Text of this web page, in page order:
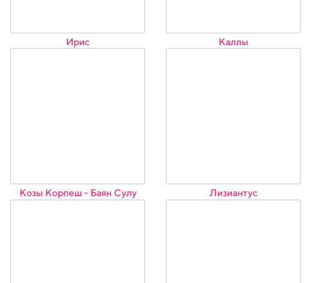
Ирис Каллы
Козы Корпеш - Баян Сулу Лизиантус